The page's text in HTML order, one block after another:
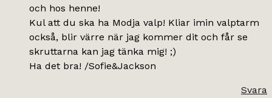
och hos henne!
Kul att du ska ha Modja valp! Kliar imin valptarm
också, blir värre när jag kommer dit och får se
skruttarna kan jag tänka mig! ;)
Ha det bra! /Sofie&Jackson
Svara